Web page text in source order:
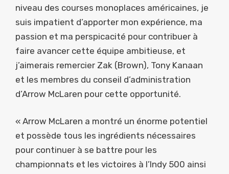
niveau des courses monoplaces américaines, je
suis impatient d’apporter mon expérience, ma
passion et ma perspicacité pour contribuer à
faire avancer cette équipe ambitieuse, et
j’aimerais remercier Zak (Brown), Tony Kanaan
et les membres du conseil d’administration
d’Arrow McLaren pour cette opportunité.
« Arrow McLaren a montré un énorme potentiel
et possède tous les ingrédients nécessaires
pour continuer à se battre pour les
championnats et les victoires à l’Indy 500 ainsi